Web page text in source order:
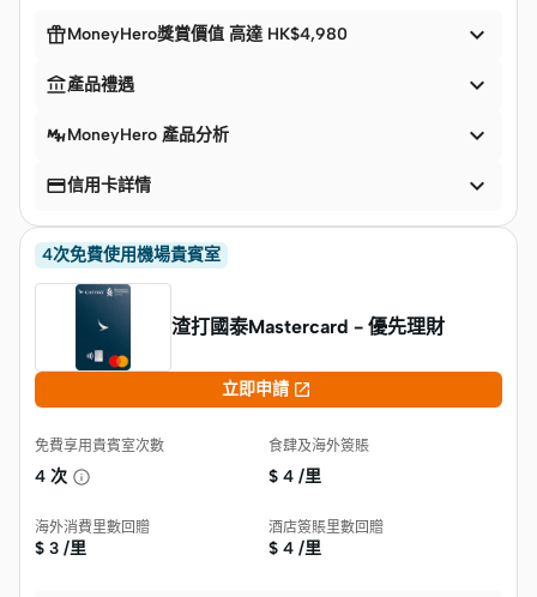
MoneyHero獎賞價值 高達 HK$4,980 
產品禮遇 
MoneyHero 產品分析 
信用卡詳情 
4次免費使用機場貴賓室
渣打國泰Mastercard - 優先理財
立即申請 
免費享用貴賓室次數
4 次
食肆及海外簽賬
$ 4 /里
海外消費里數回贈
$ 3 /里
酒店簽賬里數回贈
$ 4 /里